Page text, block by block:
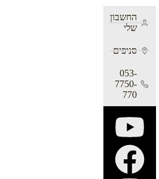
החשבון
שלי
סניפים
053-
7750-
770